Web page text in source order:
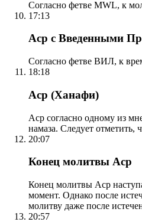
Согласно фетве MWL, к
17:13
Аср с Введенными
Согласно фетве ВИЛ, к
18:18
Аср (Ханафи)
Аср согласно одному из
намаза. Следует
20:07
Конец молитвы Аср
Конец молитвы Аср
момент. Однако после
молитву даже после
20:57